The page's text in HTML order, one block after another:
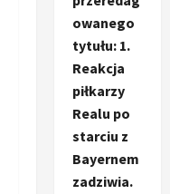
owanego
tytułu: 1.
Reakcja
piłkarzy
Realu po
starciu z
Bayernem
zadziwia.